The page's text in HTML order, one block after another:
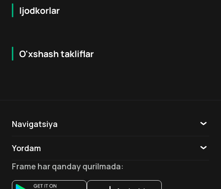
Ijodkorlar
O'xshash takliflar
18 + 6.6
Navigatsiya
Yordam
Aloqa
Ilovalar
Frame har qanday qurilmada: